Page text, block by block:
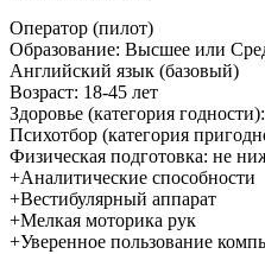
Оператор (пилот)
Образование: Высшее или
Английский язык (базовый)
Возраст: 18-45 лет
Здоровье (категория
Психотбор (категория
Физическая подготовка: не
+Аналитические способности
+Вестибулярный аппарат
+Мелкая моторика рук
+Уверенное пользование